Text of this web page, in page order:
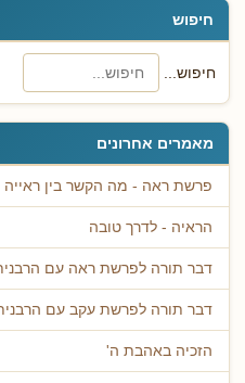
חיפוש
חיפוש...
מאמרים אחרונים
פרשת ראה - מה הקשר בין
הראיה - לדרך טובה
דבר תורה לפרשת ראה עם
דבר תורה לפרשת עקב עם
הזכיה באהבת ה'